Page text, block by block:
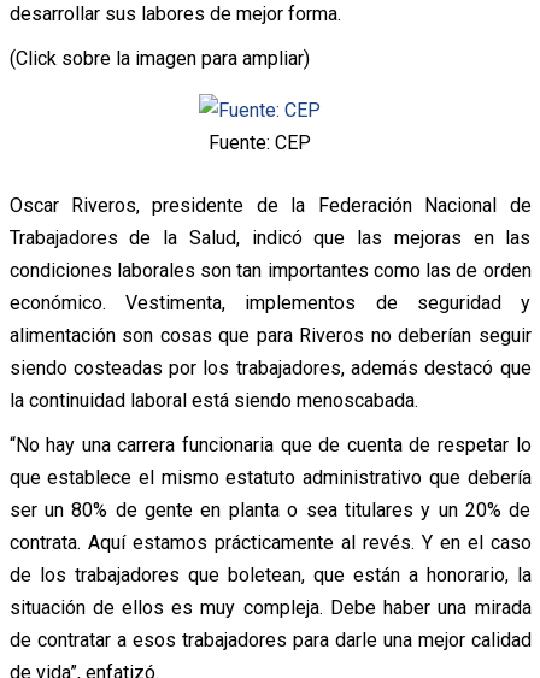
desarrollar sus labores de mejor forma.
(Click sobre la imagen para ampliar)
Fuente: CEP
Oscar Riveros, presidente de la Federación Nacional de
Trabajadores de la Salud, indicó que las mejoras en las
condiciones laborales son tan importantes como las de orden
económico. Vestimenta, implementos de seguridad y
alimentación son cosas que para Riveros no deberían seguir
siendo costeadas por los trabajadores, además destacó que
la continuidad laboral está siendo menoscabada.
“No hay una carrera funcionaria que de cuenta de respetar lo
que establece el mismo estatuto administrativo que debería
ser un 80% de gente en planta o sea titulares y un 20% de
contrata. Aquí estamos prácticamente al revés. Y en el caso
de los trabajadores que boletean, que están a honorario, la
situación de ellos es muy compleja. Debe haber una mirada
de contratar a esos trabajadores para darle una mejor calidad
de vida”, enfatizó.